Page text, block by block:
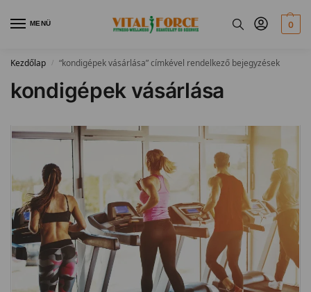
MENÜ 0
Kezdőlap / “kondigépek vásárlása” címkével rendelkező bejegyzések
kondigépek vásárlása